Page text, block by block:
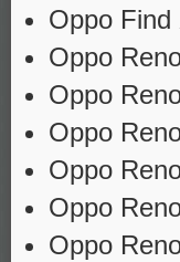
Oppo Find
Oppo
Oppo
Oppo
Oppo
Oppo
Oppo